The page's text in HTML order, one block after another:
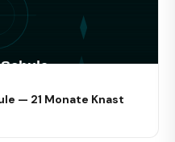
— 21 Monate Knast